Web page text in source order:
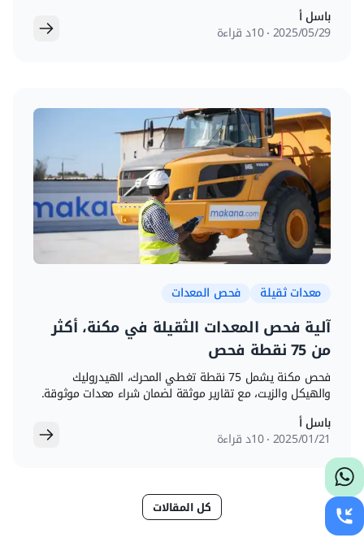
باسل أ
29‏/05‏/2025 10د قراءة
معدات ثقيلة فحص المعدات
آلية فحص المعدات الثقيلة في مكنة، أكثر
من 75 نقطة فحص
فحص مكنة يشمل 75 نقطة تغطي المحرك، الهيدروليك
والهيكل والزيت، مع تقارير موثقة لضمان شراء معدات موثوقة.
باسل أ
21‏/01‏/2025 10د قراءة
كل المقالات